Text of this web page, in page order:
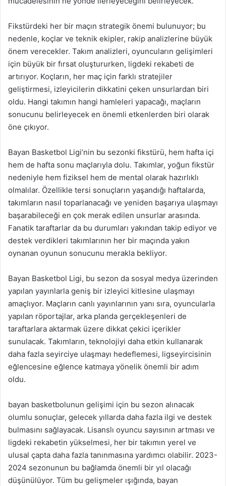
Fikstürdeki her bir maçın strategik önemi bulunuyor; bu
nedenle, koçlar ve teknik ekipler, rakip analizlerine büyük
önem verecekler. Takım analizleri, oyuncuların gelişimleri
için büyük bir fırsat oluştururken, ligdeki rekabeti de
artırıyor. Koçların, her maç için farklı stratejiler
geliştirmesi, izleyicilerin dikkatini çeken unsurlardan biri
oldu. Hangi takımın hangi hamleleri yapacağı, maçların
sonucunu belirleyecek en önemli etkenlerden biri olarak
öne çıkıyor.
Bayan Basketbol Ligi’nin bu sezonki fikstürü, hem hafta içi
hem de hafta sonu maçlarıyla dolu. Takımlar, yoğun fikstür
nedeniyle hem fiziksel hem de mental olarak hazırlıklı
olmalılar. Özellikle tersi sonuçların yaşandığı haftalarda,
takımların nasıl toparlanacağı ve yeniden başarıya ulaşmayı
başarabileceği en çok merak edilen unsurlar arasında.
Fanatik taraftarlar da bu durumları yakından takip ediyor ve
destek verdikleri takımlarının her bir maçında yakın
oynanan oyunun sonucunu merakla bekliyor.
Bayan Basketbol Ligi, bu sezon da sosyal medya üzerinden
yapılan yayınlarla geniş bir izleyici kitlesine ulaşmayı
amaçlıyor. Maçların canlı yayınlarının yanı sıra, oyuncularla
yapılan röportajlar, arka planda gerçekleşenleri de
taraftarlara aktarmak üzere dikkat çekici içerikler
sunulacak. Takımların, teknolojiyi daha etkin kullanarak
daha fazla seyirciye ulaşmayı hedeflemesi, ligseyircisinin
eğlencesine eğlence katmaya yönelik önemli bir adım
oldu.
bayan basketbolunun gelişimi için bu sezon alınacak
olumlu sonuçlar, gelecek yıllarda daha fazla ilgi ve destek
bulmasını sağlayacak. Lisanslı oyuncu sayısının artması ve
ligdeki rekabetin yükselmesi, her bir takımın yerel ve
ulusal çapta daha fazla tanınmasına yardımcı olabilir. 2023-
2024 sezonunun bu bağlamda önemli bir yıl olacağı
düşünülüyor. Tüm bu gelişmeler ışığında, bayan